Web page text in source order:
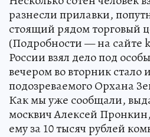
разнесли прилавки,
стоящий рядом торговый
(Подробности — на сайте
России взял дело под
вечером во вторник стало
подозреваемого Орхана
Как мы уже сообщали,
москвич Алексей
ему за 10 тысяч рублей